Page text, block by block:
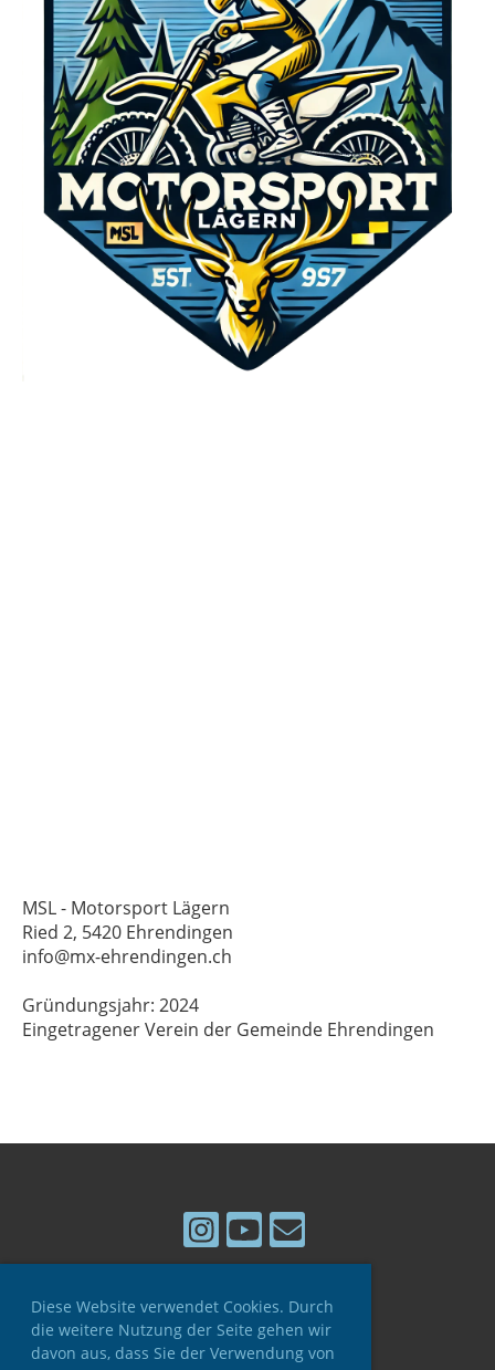
Diese Website verwendet Cookies. Durch
die weitere Nutzung der Seite gehen wir
davon aus, dass Sie der Verwendung von
MSL - Motorsport Lägern
Ried 2, 5420 Ehrendingen
info@mx-ehrendingen.ch
Gründungsjahr: 2024
Eingetragener Verein der Gemeinde Ehrendingen
© Motorsport Lägern